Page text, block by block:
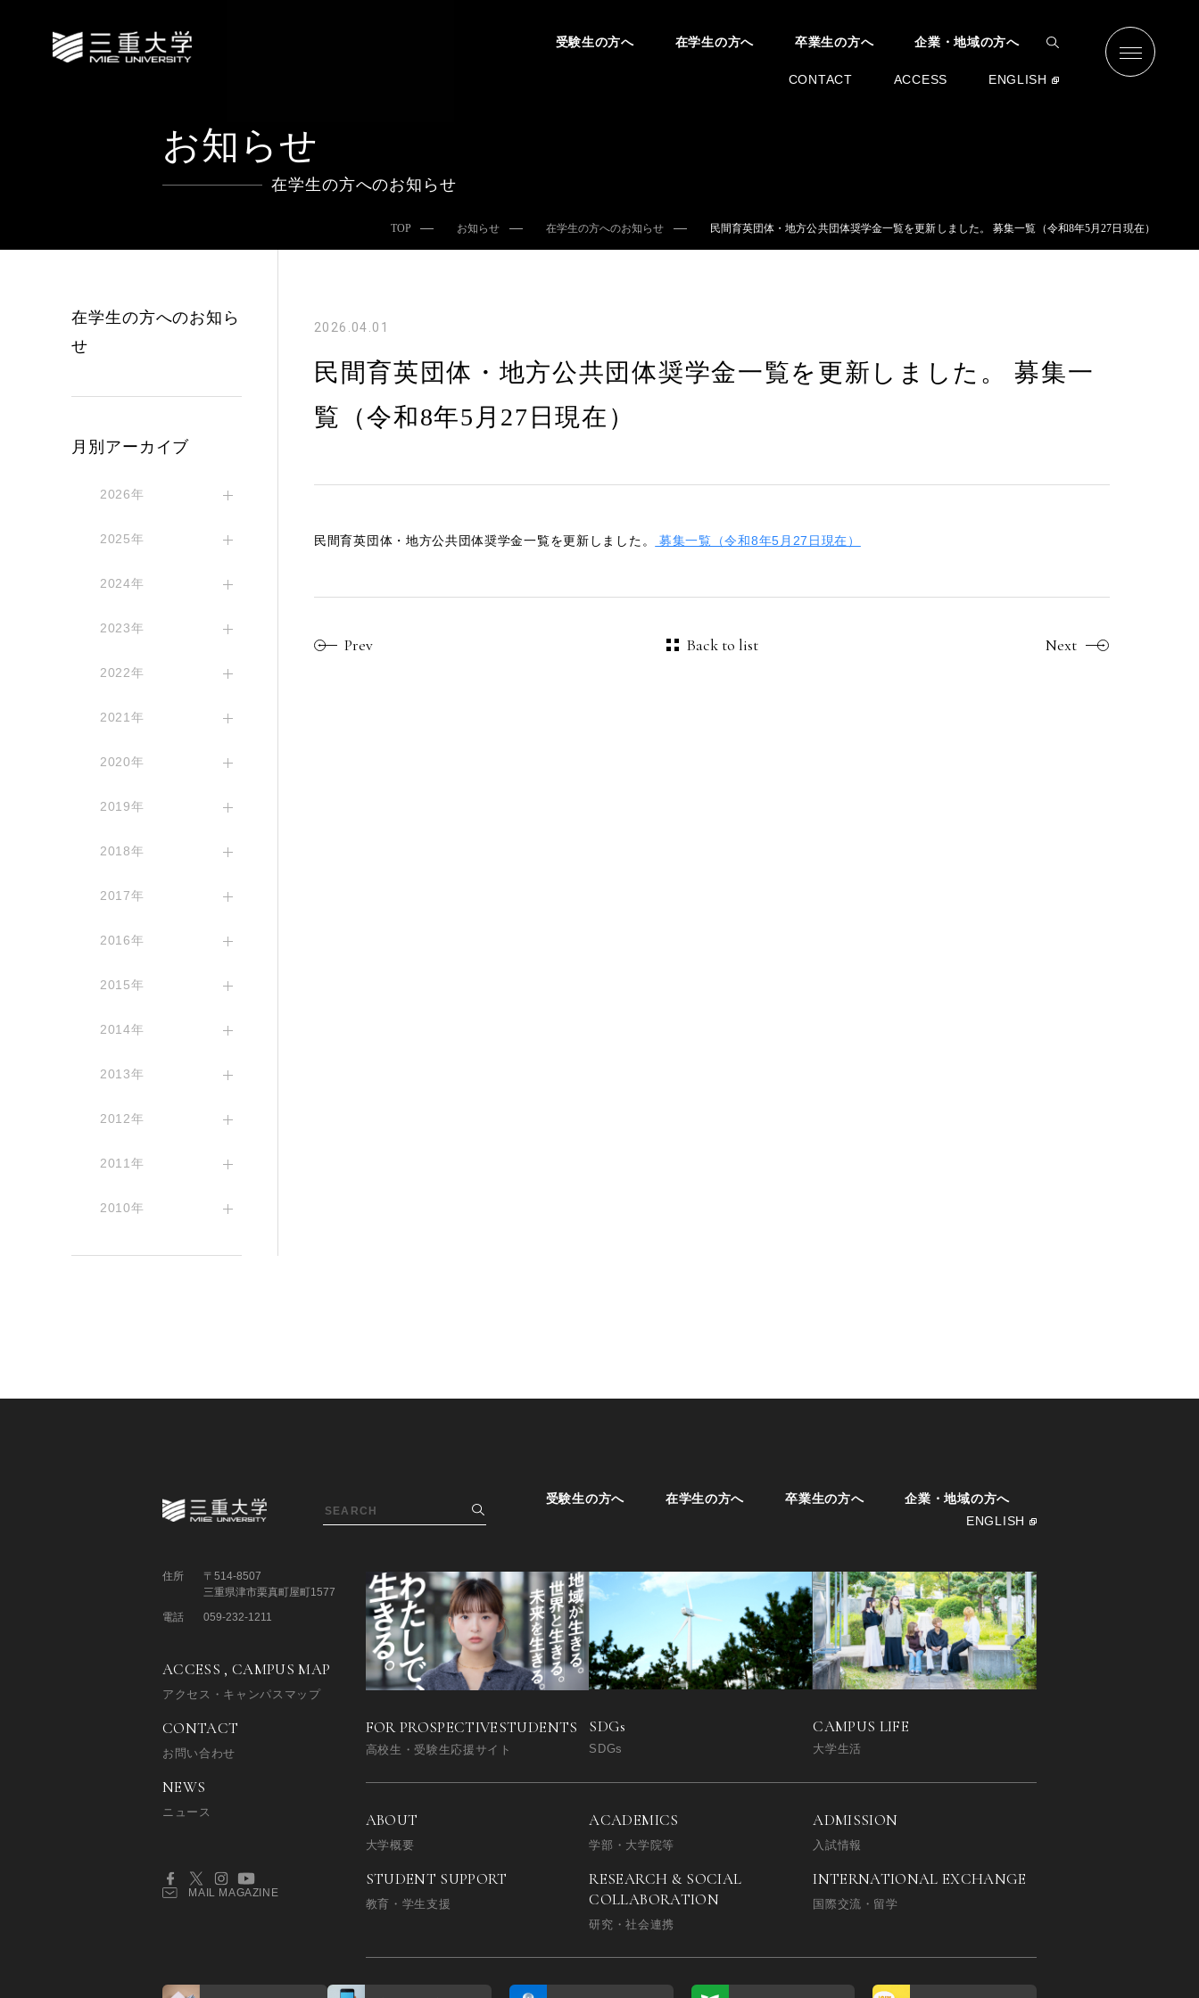
受験生の方へ 在学生の方へ 卒業生の方へ 企業・地域の方へ
CONTACT ACCESS ENGLISH
お知らせ
在学生の方へのお知らせ
TOP お知らせ 在学生の方へのお知らせ 民間育英団体・地方公共団体奨学金一覧を更新しました。 募集一覧（令和8年5月27日現在）
2026.04.01
民間育英団体・地方公共団体奨学金一覧を更新しました。 募集一
覧（令和8年5月27日現在）
民間育英団体・地方公共団体奨学金一覧を更新しました。 募集一覧（令和8年5月27日現在）
Prev Back to list Next
在学生の方へのお知ら
せ
月別アーカイブ
2026年
2025年
2024年
2023年
2022年
2021年
2020年
2019年
2018年
2017年
2016年
2015年
2014年
2013年
2012年
2011年
2010年
受験生の方へ 在学生の方へ 卒業生の方へ
企業・地域の方へ
ENGLISH
FOR PROSPECTIVESTUDENTS
高校生・受験生応援サイト
SDGs
SDGs
CAMPUS LIFE
大学生活
ABOUT
大学概要
ACADEMICS
学部・大学院等
ADMISSION
入試情報
STUDENT SUPPORT
教育・学生支援
RESEARCH & SOCIAL
COLLABORATION
研究・社会連携
INTERNATIONAL EXCHANGE
国際交流・留学
住所
〒514-8507
三重県津市栗真町屋町1577
電話
059-232-1211
ACCESS , CAMPUS MAP
アクセス・キャンパスマップ
CONTACT
お問い合わせ
NEWS
ニュース
MAIL MAGAZINE